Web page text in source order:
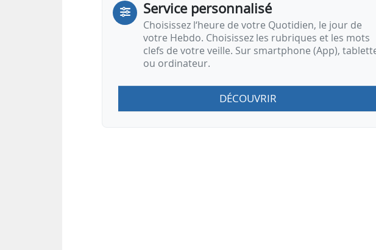
Service personnalisé
Choisissez l‘heure de votre Quotidien, le jour de
votre Hebdo. Choisissez les rubriques et les mots
clefs de votre veille. Sur smartphone (App),
ou ordinateur.
DÉCOUVRIR